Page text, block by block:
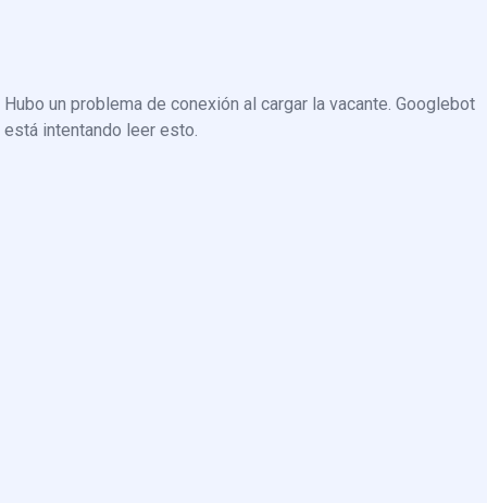
Hubo un problema de conexión al cargar la vacante. Googlebot
está intentando leer esto.